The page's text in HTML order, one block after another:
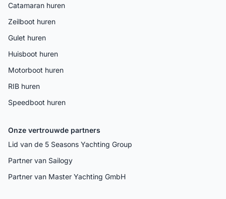
Catamaran huren
Zeilboot huren
Gulet huren
Huisboot huren
Motorboot huren
RIB huren
Speedboot huren
Onze vertrouwde partners
Lid van de 5 Seasons Yachting Group
Partner van Sailogy
Partner van Master Yachting GmbH